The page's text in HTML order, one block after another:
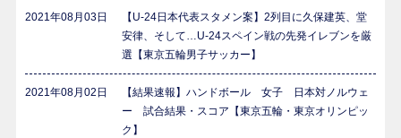
2021年08月03日
【U-24日本代表スタメン案】2列目に久保建英、堂
安律、そして…U-24スペイン戦の先発イレブンを厳
選【東京五輪男子サッカー】
2021年08月02日
【結果速報】ハンドボール 女子 日本対ノルウェ
ー 試合結果・スコア【東京五輪・東京オリンピッ
ク】